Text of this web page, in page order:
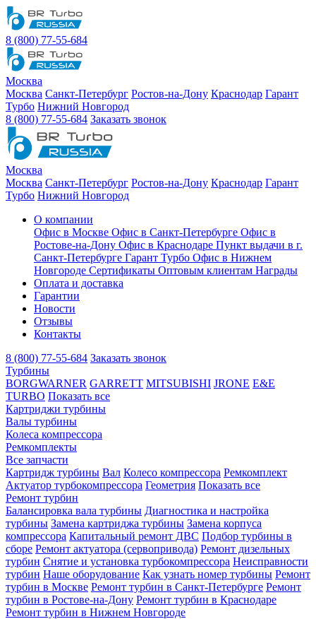
8 (800) 77-55-684
Москва
Москва Санкт-Петербург Ростов-на-Дону Краснодар Гарант
Турбо Нижний Новгород
8 (800) 77-55-684 Заказать звонок
Москва
Москва Санкт-Петербург Ростов-на-Дону Краснодар Гарант
Турбо Нижний Новгород
О компании
Офис в Москве Офис в Санкт-Петербурге Офис в
Ростове-на-Дону Офис в Краснодаре Пункт выдачи в г.
Санкт-Петербурге Гарант Турбо Офис в Нижнем
Новгороде Сертификаты Оптовым клиентам Награды
Оплата и доставка
Гарантии
Новости
Отзывы
Контакты
8 (800) 77-55-684 Заказать звонок
Турбины
BORGWARNER GARRETT MITSUBISHI JRONE E&E
TURBO Показать все
Картриджи турбины
Валы турбины
Колеса компрессора
Ремкомплекты
Все запчасти
Картридж турбины Вал Колесо компрессора Ремкомплект
Актуатор турбокомпрессора Геометрия Показать все
Ремонт турбин
Балансировка вала турбины Диагностика и настройка
турбины Замена картриджа турбины Замена корпуса
компрессора Капитальный ремонт ДВС Подбор турбины в
сборе Ремонт актуатора (сервопривода) Ремонт дизельных
турбин Снятие и установка турбокомпрессора Неисправности
турбин Наше оборудование Как узнать номер турбины Ремонт
турбин в Москве Ремонт турбин в Санкт-Петербурге Ремонт
турбин в Ростове-на-Дону Ремонт турбин в Краснодаре
Ремонт турбин в Нижнем Новгороде